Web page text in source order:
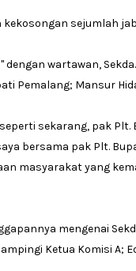
kekosongan sejumlah
dengan wartawan,
Pemalang; Mansur
sekarang, pak
bersama pak Plt.
masyarakat yang
mengenai
Ketua Komisi A;